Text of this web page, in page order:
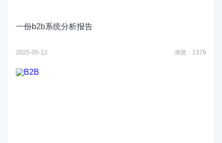
一份b2b系统分析报告
2025-05-12 浏览：1379